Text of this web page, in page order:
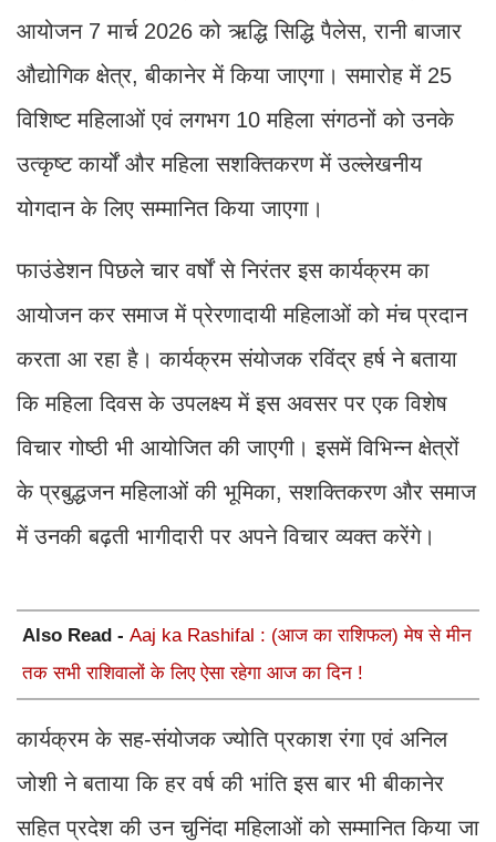
आयोजन 7 मार्च 2026 को ऋद्धि सिद्धि पैलेस, रानी बाजार
औद्योगिक क्षेत्र, बीकानेर में किया जाएगा। समारोह में 25
विशिष्ट महिलाओं एवं लगभग 10 महिला संगठनों को उनके
उत्कृष्ट कार्यों और महिला सशक्तिकरण में उल्लेखनीय
योगदान के लिए सम्मानित किया जाएगा।
फाउंडेशन पिछले चार वर्षों से निरंतर इस कार्यक्रम का
आयोजन कर समाज में प्रेरणादायी महिलाओं को मंच प्रदान
करता आ रहा है। कार्यक्रम संयोजक रविंद्र हर्ष ने बताया
कि महिला दिवस के उपलक्ष्य में इस अवसर पर एक विशेष
विचार गोष्ठी भी आयोजित की जाएगी। इसमें विभिन्न क्षेत्रों
के प्रबुद्धजन महिलाओं की भूमिका, सशक्तिकरण और समाज
में उनकी बढ़ती भागीदारी पर अपने विचार व्यक्त करेंगे।
Also Read - Aaj ka Rashifal : (आज का राशिफल) मेष से मीन
तक सभी राशिवालों के लिए ऐसा रहेगा आज का दिन !
कार्यक्रम के सह-संयोजक ज्योति प्रकाश रंगा एवं अनिल
जोशी ने बताया कि हर वर्ष की भांति इस बार भी बीकानेर
सहित प्रदेश की उन चुनिंदा महिलाओं को सम्मानित किया जा